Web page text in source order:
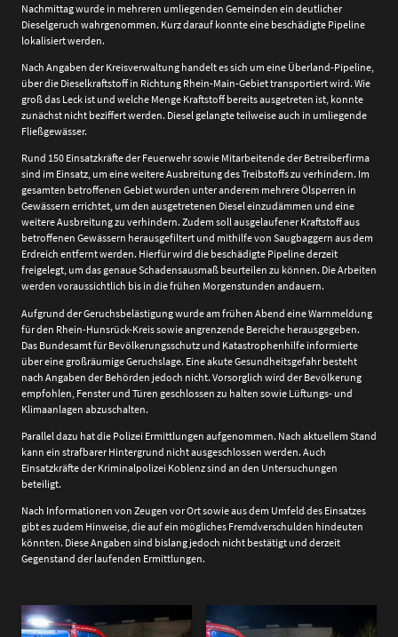
Nachmittag wurde in mehreren umliegenden Gemeinden ein deutlicher
Dieselgeruch wahrgenommen. Kurz darauf konnte eine beschädigte Pipeline
lokalisiert werden.
Nach Angaben der Kreisverwaltung handelt es sich um eine Überland-Pipeline,
über die Dieselkraftstoff in Richtung Rhein-Main-Gebiet transportiert wird. Wie
groß das Leck ist und welche Menge Kraftstoff bereits ausgetreten ist, konnte
zunächst nicht beziffert werden. Diesel gelangte teilweise auch in umliegende
Fließgewässer.
Rund 150 Einsatzkräfte der Feuerwehr sowie Mitarbeitende der Betreiberfirma
sind im Einsatz, um eine weitere Ausbreitung des Treibstoffs zu verhindern. Im
gesamten betroffenen Gebiet wurden unter anderem mehrere Ölsperren in
Gewässern errichtet, um den ausgetretenen Diesel einzudämmen und eine
weitere Ausbreitung zu verhindern. Zudem soll ausgelaufener Kraftstoff aus
betroffenen Gewässern herausgefiltert und mithilfe von Saugbaggern aus dem
Erdreich entfernt werden. Hierfür wird die beschädigte Pipeline derzeit
freigelegt, um das genaue Schadensausmaß beurteilen zu können. Die Arbeiten
werden voraussichtlich bis in die frühen Morgenstunden andauern.
Aufgrund der Geruchsbelästigung wurde am frühen Abend eine Warnmeldung
für den Rhein-Hunsrück-Kreis sowie angrenzende Bereiche herausgegeben.
Das Bundesamt für Bevölkerungsschutz und Katastrophenhilfe informierte
über eine großräumige Geruchslage. Eine akute Gesundheitsgefahr besteht
nach Angaben der Behörden jedoch nicht. Vorsorglich wird der Bevölkerung
empfohlen, Fenster und Türen geschlossen zu halten sowie Lüftungs- und
Klimaanlagen abzuschalten.
Parallel dazu hat die Polizei Ermittlungen aufgenommen. Nach aktuellem Stand
kann ein strafbarer Hintergrund nicht ausgeschlossen werden. Auch
Einsatzkräfte der Kriminalpolizei Koblenz sind an den Untersuchungen
beteiligt.
Nach Informationen von Zeugen vor Ort sowie aus dem Umfeld des Einsatzes
gibt es zudem Hinweise, die auf ein mögliches Fremdverschulden hindeuten
könnten. Diese Angaben sind bislang jedoch nicht bestätigt und derzeit
Gegenstand der laufenden Ermittlungen.